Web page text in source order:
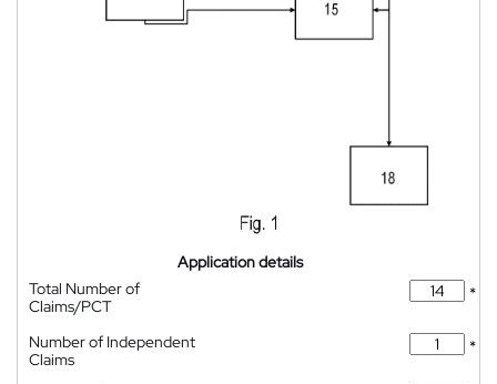
Application details
Total Number of
Claims/PCT
*
Number of Independent
Claims
*